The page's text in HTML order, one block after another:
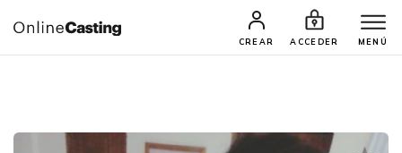
CREAR ACCEDER MENÚ
CASTINGS Y AUDICIONES TALENTOS